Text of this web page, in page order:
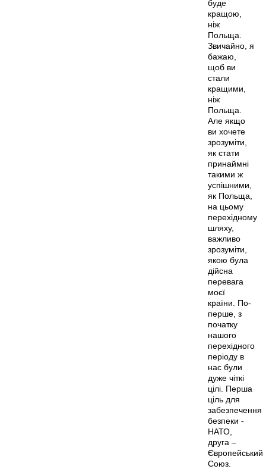
буде
кращою,
ніж
Польща.
Звичайно, я
бажаю,
щоб ви
стали
кращими,
ніж
Польща.
Але якщо
ви хочете
зрозуміти,
як стати
принаймні
такими ж
успішними,
як Польща,
на цьому
перехідному
шляху,
важливо
зрозуміти,
якою була
дійсна
перевага
моєї
країни. По-
перше, з
початку
нашого
перехідного
періоду в
нас були
дуже чіткі
цілі. Перша
ціль для
забезпечення
безпеки -
НАТО,
друга –
Європейський
Союз.